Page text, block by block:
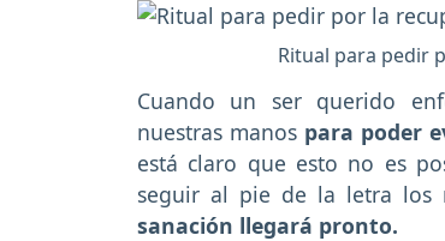
Ritual para pedir
Cuando un ser querido
nuestras manos para poder
está claro que esto no es
seguir al pie de la letra los
sanación llegará pronto.